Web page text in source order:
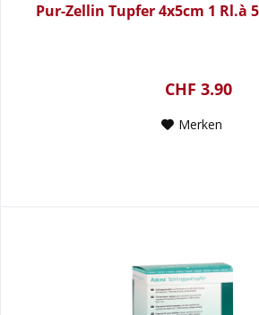
Pur-Zellin Tupfer 4x5cm 1 Rl.à
CHF 3.90
Merken